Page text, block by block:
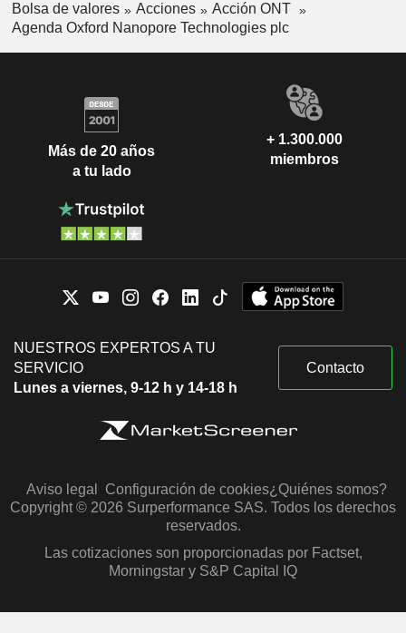
Bolsa de valores Acciones
Acción ONT
Agenda Oxford Nanopore Technologies plc
Más de 20 años
a tu lado
+ 1.300.000
miembros
NUESTROS EXPERTOS A TU
SERVICIO
Lunes a viernes, 9-12 h y 14-18 h
Contacto
Aviso legal Configuración de cookies¿Quiénes somos?
Copyright © 2026 Surperformance SAS. Todos los derechos
reservados.
Las cotizaciones son proporcionadas por Factset,
Morningstar y S&P Capital IQ